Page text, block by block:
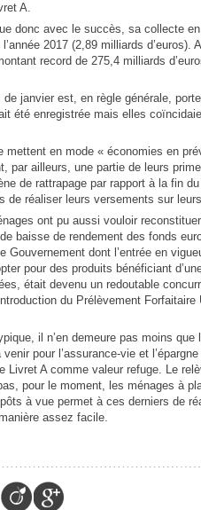
A.
donc avec le succès, sa collecte
2017 (2,89 milliards d’euros).
record de 275,4 milliards
janvier est, en règle générale,
été enregistrée mais elles
en mode « économies en
par ailleurs, une partie de leurs
de rattrapage par rapport à la fin
réaliser leurs versements sur
ont pu aussi vouloir
baisse de rendement des fonds
dont l’entrée en
pour des produits bénéficiant
était devenu un redoutable
du Prélèvement Forfaitaire
il n’en demeure pas moins que
pour l’assurance-vie et
A comme valeur refuge. Le
pour le moment, les ménages à
à vue permet à ces derniers de
assez facile.